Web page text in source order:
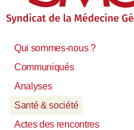
Qui sommes-nous ?
Communiqués
Analyses
Santé & société
Actes des rencontres